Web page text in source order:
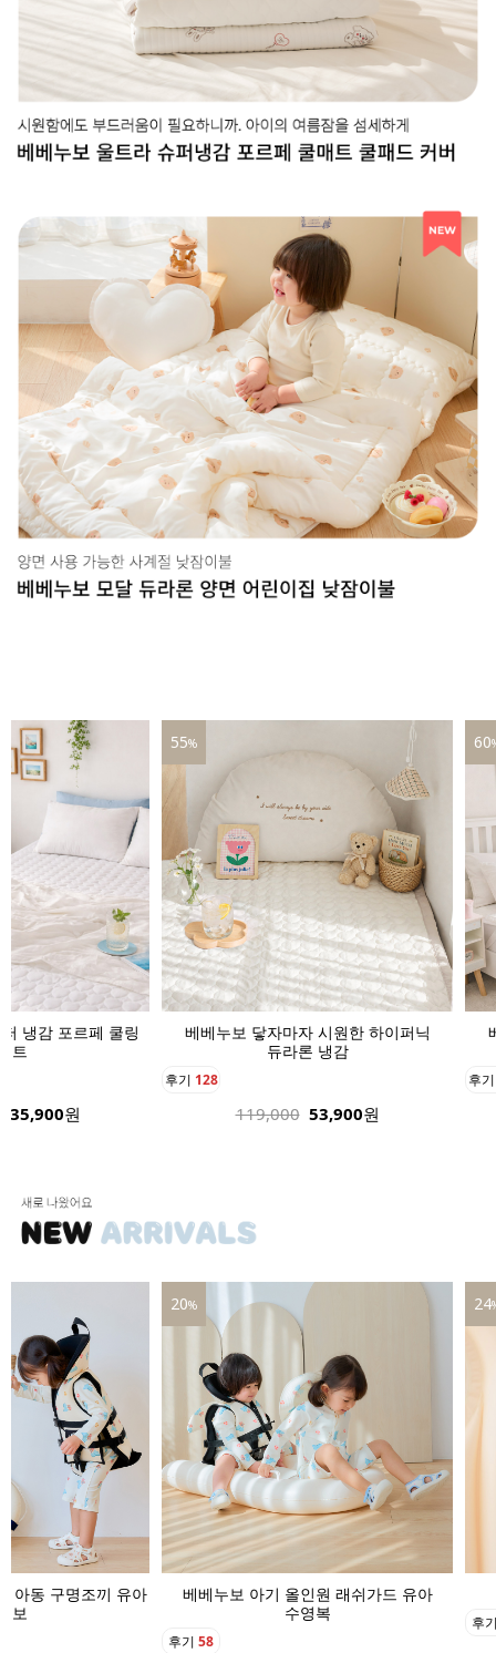
시원한 하이퍼닉
냉감
53,900원
60%
베베누보 닿자마자 시원한 하이퍼닉
듀라론 냉감
후기 136
189,000 75,900원
39
후
원 래쉬가드 유아
복
24%
베베누보 아기 수영모자 버킷햇
16